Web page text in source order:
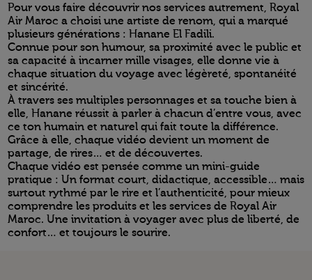
Pour vous faire découvrir nos services autrement, Royal
Air Maroc a choisi une artiste de renom, qui a marqué
plusieurs générations : Hanane El Fadili.
Connue pour son humour, sa proximité avec le public et
sa capacité à incarner mille visages, elle donne vie à
chaque situation du voyage avec légèreté, spontanéité
et sincérité.
À travers ses multiples personnages et sa touche bien à
elle, Hanane réussit à parler à chacun d’entre vous, avec
ce ton humain et naturel qui fait toute la différence.
Grâce à elle, chaque vidéo devient un moment de
partage, de rires… et de découvertes.
Chaque vidéo est pensée comme un mini-guide
pratique : Un format court, didactique, accessible… mais
surtout rythmé par le rire et l’authenticité, pour mieux
comprendre les produits et les services de Royal Air
Maroc. Une invitation à voyager avec plus de liberté, de
confort… et toujours le sourire.